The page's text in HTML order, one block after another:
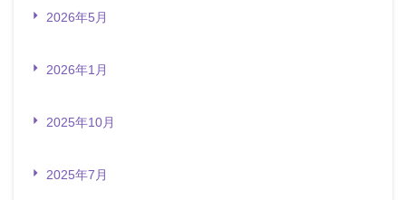
2026年5月
2026年1月
2025年10月
2025年7月